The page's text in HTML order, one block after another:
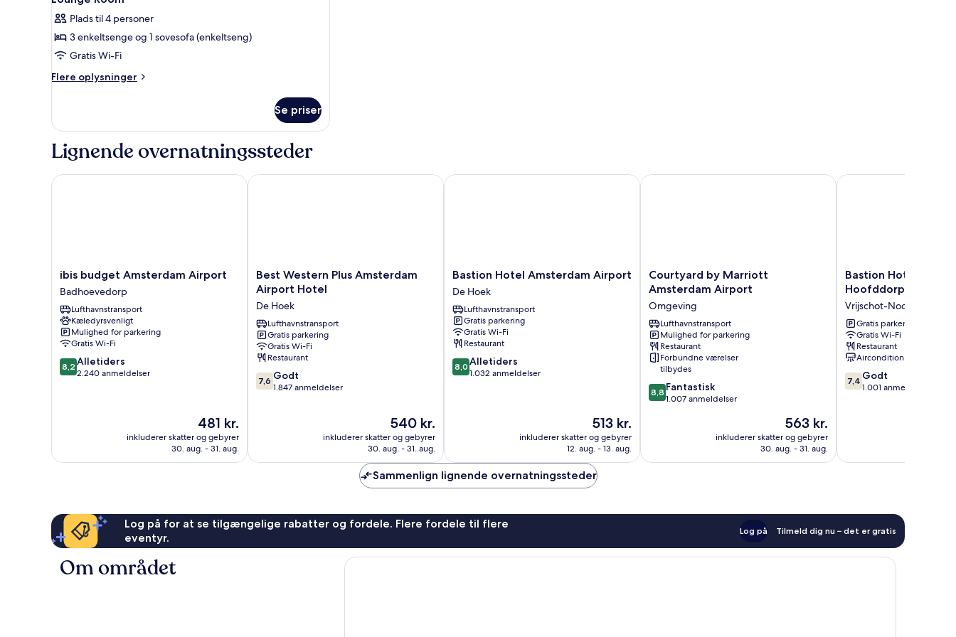
alle
billeder
af
Lounge
Room
Plads til 4 personer
3 enkeltsenge og 1 sovesofa (enkeltseng)
Gratis Wi-Fi
Flere oplysninger
Flere
Room
Se priser
Lignende overnatningssteder
ibis
budget
Amsterdam
Airport
Badhoevedorp
ibis budget Amsterdam Airport
Badhoevedorp
Lufthavnstransport
Kæledyrsvenligt
Mulighed for parkering
Gratis Wi-Fi
8.2
ud
8,2 Alletiders
2.240 anmeldelser
Prisen
481 kr.
481 kr.
inkluderer skatter og gebyrer
30. aug. - 31. aug.
ibis budget Amsterdam Airport
Best
Western
Plus
Amsterdam
Airport
Hotel
De
Hoek
Best Western Plus Amsterdam
Airport Hotel
De Hoek
Lufthavnstransport
Gratis parkering
Gratis Wi-Fi
Restaurant
7.6
ud
7,6 Godt
1.847 anmeldelser
Prisen
540 kr.
540 kr.
inkluderer skatter og gebyrer
30. aug. - 31. aug.
Best Western Plus Amsterdam Airport Hotel
Bastion
Hotel
Amsterdam
Airport
De
Hoek
Bastion Hotel Amsterdam Airport
De Hoek
Lufthavnstransport
Gratis parkering
Gratis Wi-Fi
Restaurant
8.0
ud
8,0 Alletiders
1.032 anmeldelser
Prisen
513 kr.
513 kr.
inkluderer skatter og gebyrer
12. aug. - 13. aug.
Bastion Hotel Amsterdam Airport
Courtyard
by
Amsterdam
Airport
Omgeving
Courtyard by Marriott
Amsterdam Airport
Omgeving
Lufthavnstransport
Mulighed for parkering
Restaurant
Forbundne værelser
tilbydes
8.8
ud
anmeldelser
8,8 Fantastisk
1.007 anmeldelser
Prisen
563 kr.
563 kr.
inkluderer skatter og gebyrer
30. aug. - 31. aug.
Courtyard by Marriott Amsterdam Airport
Bastion
Hotel
Hoofddorp
Vrijschot-
Noord
Bastion Hotel
Hoofddorp
Vrijschot-Noord
Gratis parkering
Gratis Wi-Fi
Restaurant
Aircondition
7.4
ud
7,4 Godt
1.001 anmeldelser
Bastion Hotel
Sammenlign lignende overnatningssteder
Log på for at se tilgængelige rabatter og fordele. Flere fordele til flere
eventyr.
Log på Tilmeld dig nu – det er gratis
Om området